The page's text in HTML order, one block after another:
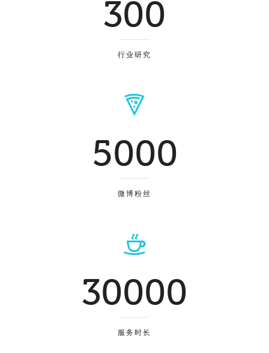
300
行业研究
5000
微博粉丝
30000
服务时长